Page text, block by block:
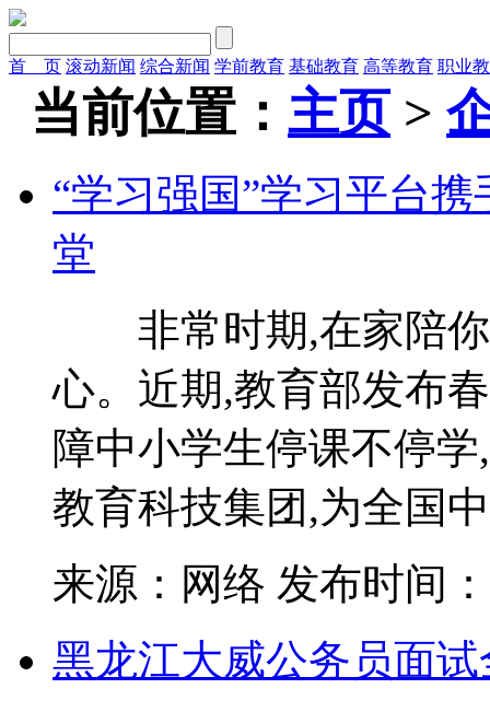
首 页 滚动新闻 综合新闻 学前教育 基础教育 高等教育 职业
当前位置： 主页>
“学习强国”学习平台
堂
非常时期,在家陪你!
心。近期,教育部发布
障中小学生停课不停
教育科技集团,为全国
来源：网络 发布时间
黑龙江大威公务员面